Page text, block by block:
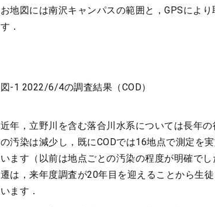
お地図には南沢キャンパスの範囲と，GPSによ
す．
図-1 2022/6/4の調査結果（COD）
近年，立野川を含む落合川水系については長年
の汚染は減少し，既にCODでは16地点で測定を
います（以前は地点ごとの汚染の程度が明確で
遷は，来年度調査が20年目を迎えることから生
います．